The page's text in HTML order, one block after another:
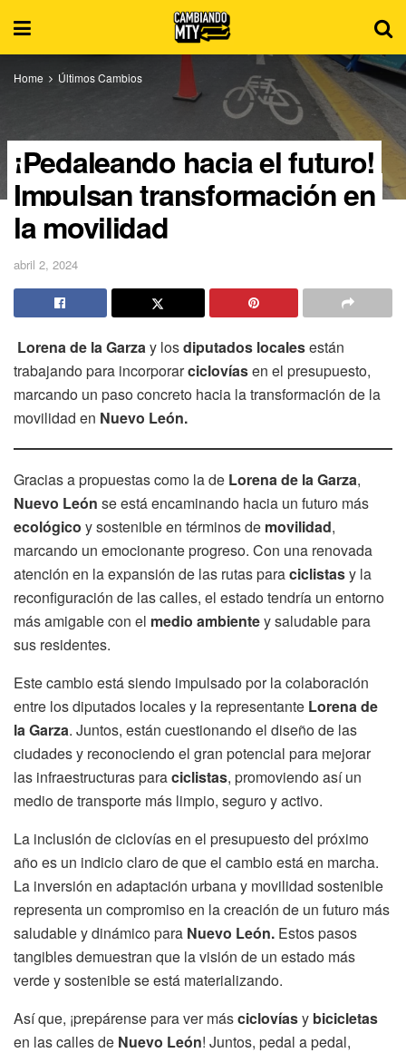
Home Últimos Cambios
¡Pedaleando hacia el futuro!
Impulsan transformación en
la movilidad
abril 2, 2024
Lorena de la Garzay losdiputados localesestán
trabajando para incorporarciclovíasen el presupuesto,
marcando un paso concreto hacia la transformación de la
movilidad en Nuevo León.
Gracias a propuestas como la de Lorena de la Garza,
Nuevo León se está encaminando hacia un futuro más
ecológico y sostenible en términos de movilidad,
marcando un emocionante progreso. Con una renovada
atención en la expansión de las rutas paraciclistasy la
reconfiguración de las calles, el estado tendría un entorno
más amigable con el medio ambientey saludable para
sus residentes.
Este cambio está siendo impulsado por la colaboración
entre los diputados locales y la representante Lorena de
la Garza. Juntos, están cuestionando el diseño de las
ciudades y reconociendo el gran potencial para mejorar
las infraestructuras paraciclistas, promoviendo así un
medio de transporte más limpio, seguro y activo.
La inclusión de ciclovías en el presupuesto del próximo
año es un indicio claro de que el cambio está en marcha.
La inversión en adaptación urbana y movilidad sostenible
representa un compromiso en la creación de un futuro más
saludable y dinámico para Nuevo León. Estos pasos
tangibles demuestran que la visión de un estado más
verde y sostenible se está materializando.
Así que, ¡prepárense para ver másciclovíasy bicicletas
en las calles de Nuevo León! Juntos, pedal a pedal,